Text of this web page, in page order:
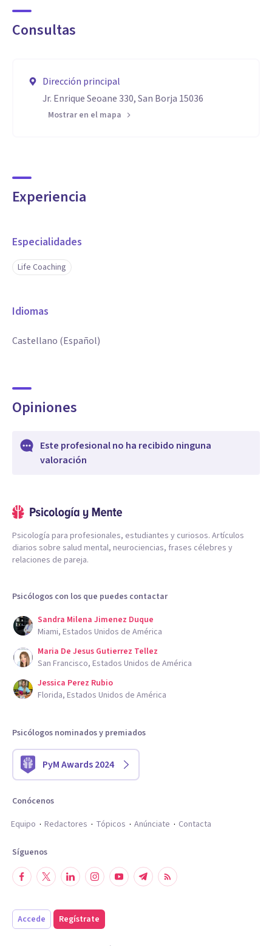
Consultas
Dirección principal
Jr. Enrique Seoane 330, San Borja 15036
Mostrar en el mapa
Experiencia
Especialidades
Life Coaching
Idiomas
Castellano (Español)
Opiniones
Este profesional no ha recibido ninguna
valoración
Psicología para profesionales, estudiantes y curiosos. Artículos
diarios sobre salud mental, neurociencias, frases célebres y
relaciones de pareja.
Psicólogos con los que puedes contactar
Sandra Milena Jimenez Duque
Miami, Estados Unidos de América
Maria De Jesus Gutierrez Tellez
San Francisco, Estados Unidos de América
Jessica Perez Rubio
Florida, Estados Unidos de América
Psicólogos nominados y premiados
PyM Awards 2024
Conócenos
Equipo
Redactores Tópicos Anúnciate Contacta
Síguenos
Accede Regístrate